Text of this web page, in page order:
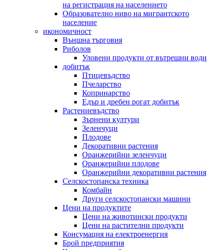
на регистрация на населението
Образователно ниво на мигрантското
население
икономичност
Външна търговия
Риболов
Уловени продукти от вътрешни води
добитък
Птицевъдство
Пчеларство
Копринарство
Едър и дребен рогат добитък
Растениевъдство
Зърнени култури
Зеленчуци
Плодове
Декоративни растения
Оранжерийни зеленчуци
Оранжерийни плодове
Оранжерийни декоративни растения
Селскостопанска техника
Комбайн
Други селскостопански машини
Цени на продуктите
Цени на животински продукти
Цени на растителни продукти
Консумация на електроенергия
Брой предприятия